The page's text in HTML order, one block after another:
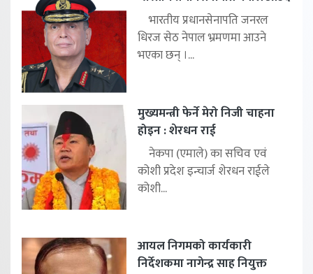
भारतीय प्रधानसेनापति जनरल
धिरज सेठ नेपाल भ्रमणमा आउने
भएका छन् ।...
मुख्यमन्त्री फेर्ने मेरो निजी चाहना
होइन : शेरधन राई
नेकपा (एमाले) का सचिव एवं
कोशी प्रदेश इन्चार्ज शेरधन राईले
कोशी...
आयल निगमको कार्यकारी
निर्देशकमा नागेन्द्र साह नियुक्त